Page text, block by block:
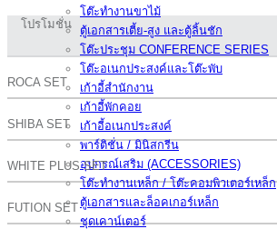
โต๊ะทำงานขาไม้
ตู้เอกสารเตี้ย-สูง และตู้ลิ้นชัก
โต๊ะประชุม CONFERENCE SERIES
โต๊ะอเนกประสงค์และโต๊ะพับ
เก้าอี้สำนักงาน
เก้าอี้พักคอย
เก้าอี้อเนกประสงค์
พาร์ติชั่น / มินิสกรีน
อุปกรณ์เสริม (ACCESSORIES)
โต๊ะทำงานเหล็ก / โต๊ะคอมพิวเตอร์เหล็ก
ตู้เอกสารและล็อคเกอร์เหล็ก
ชุดเคาน์เตอร์
โปรโมชั่น
ROCA SET
SHIBA SET
WHITE PLUS SET
FUTION SET